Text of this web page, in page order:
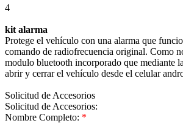
4
kit alarma
Protege el vehículo con una alarma que
comando de radiofrecuencia original. Como
modulo bluetooth incorporado que mediante
abrir y cerrar el vehículo desde el celular
Solicitud de Accesorios
Solicitud de Accesorios:
Nombre Completo: *